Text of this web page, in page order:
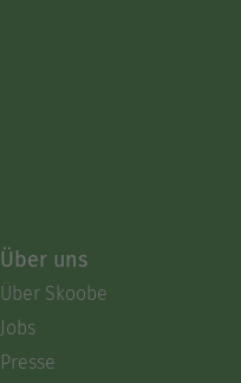
Über uns
Über Skoobe
Jobs
Presse